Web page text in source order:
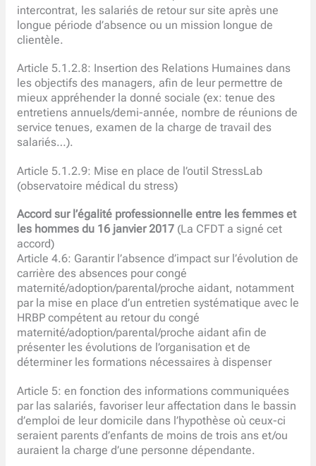
intercontrat, les salariés de retour sur site après une
longue période d’absence ou un mission longue de
clientèle.
Article 5.1.2.8: Insertion des Relations Humaines dans
les objectifs des managers, afin de leur permettre de
mieux appréhender la donné sociale (ex: tenue des
entretiens annuels/demi-année, nombre de réunions de
service tenues, examen de la charge de travail des
salariés…).
Article 5.1.2.9: Mise en place de l’outil StressLab
(observatoire médical du stress)
Accord sur l’égalité professionnelle entre les femmes et
les hommes du 16 janvier 2017 (La CFDT a signé cet
accord)
Article 4.6: Garantir l’absence d’impact sur l’évolution de
carrière des absences pour congé
maternité/adoption/parental/proche aidant, notamment
par la mise en place d’un entretien systématique avec le
HRBP compétent au retour du congé
maternité/adoption/parental/proche aidant afin de
présenter les évolutions de l’organisation et de
déterminer les formations nécessaires à dispenser
Article 5: en fonction des informations communiquées
par las salariés, favoriser leur affectation dans le bassin
d’emploi de leur domicile dans l’hypothèse où ceux-ci
seraient parents d’enfants de moins de trois ans et/ou
auraient la charge d’une personne dépendante.